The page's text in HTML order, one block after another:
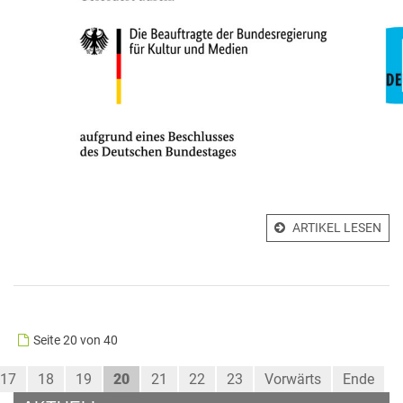
ARTIKEL LESEN
Seite 20 von 40
17 18 19 20 21 22 23 Vorwärts Ende